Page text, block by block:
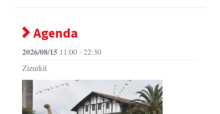
Agenda
2026/08/1511:00 - 22:30